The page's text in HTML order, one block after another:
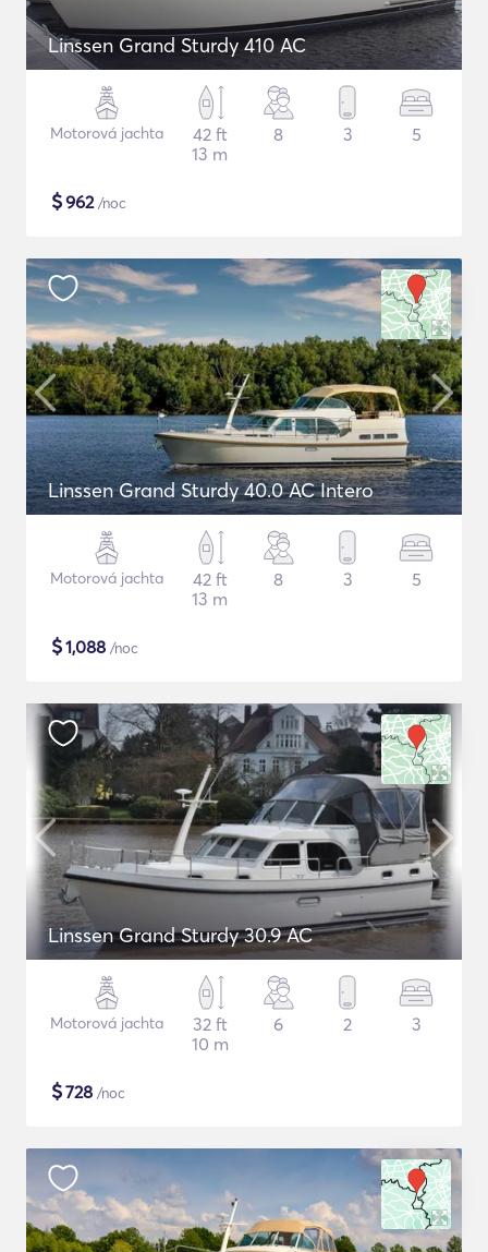
Linssen Grand Sturdy 410 AC
Motorová jachta
42 ft
13 m
8 3 5
$962/noc
Linssen Grand Sturdy 40.0 AC Intero
Motorová jachta
42 ft
13 m
8 3 5
$1,088 /noc
Linssen Grand Sturdy 30.9 AC
Motorová jachta
32 ft
10 m
6 2 3
$728 /noc